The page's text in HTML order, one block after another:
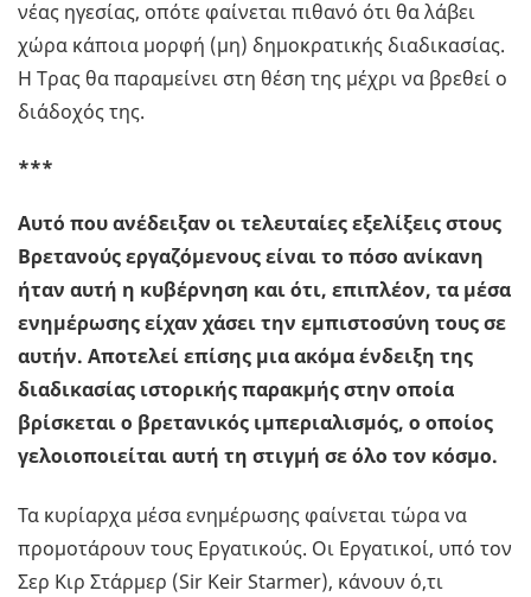
νέας ηγεσίας, οπότε φαίνεται πιθανό ότι θα λάβει
χώρα κάποια μορφή (μη) δημοκρατικής διαδικασίας.
Η Τρας θα παραμείνει στη θέση της μέχρι να βρεθεί ο
διάδοχός της.
***
Αυτό που ανέδειξαν οι τελευταίες εξελίξεις στους
Βρετανούς εργαζόμενους είναι το πόσο ανίκανη
ήταν αυτή η κυβέρνηση και ότι, επιπλέον, τα μέσα
ενημέρωσης είχαν χάσει την εμπιστοσύνη τους σε
αυτήν. Αποτελεί επίσης μια ακόμα ένδειξη της
διαδικασίας ιστορικής παρακμής στην οποία
βρίσκεται ο βρετανικός ιμπεριαλισμός, ο οποίος
γελοιοποιείται αυτή τη στιγμή σε όλο τον κόσμο.
Τα κυρίαρχα μέσα ενημέρωσης φαίνεται τώρα να
προμοτάρουν τους Εργατικούς. Οι Εργατικοί, υπό τον
Σερ Κιρ Στάρμερ (Sir Keir Starmer), κάνουν ό,τι